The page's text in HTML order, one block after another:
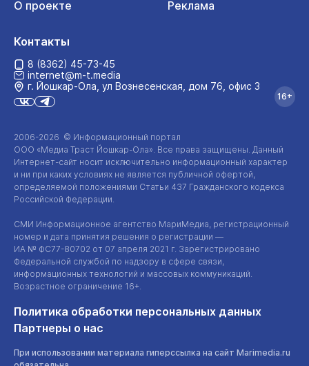
О проекте
Реклама
2006-2026 © Информационный портал
ООО «Медиа Траст Йошкар-Ола». Все права защищены. Данный
Интернет-сайт носит исключительно информационный характер
и ни при каких условиях не является публичной офертой,
определяемой положениями Статьи 437 Гражданского кодекса
Российской Федерации.
СМИ Информационное агентство МариМедиа, регистрационный
номер и дата принятия решения о регистрации —
ИА № ФС77-80702 от 07 апреля 2021 г. Зарегистрировано
Федеральной службой по надзору в сфере связи,
информационных технологий и массовых коммуникаций.
Возрастное ограничение 16+.
Политика обработки персональных данных
Партнеры о нас
При использовании материала гиперссылка на сайт Marimedia.ru
Контакты
8 (8362) 45-73-45
internet@m-t.media
г. Йошкар‑Ола, ул Вознесенская, дом 76, офис 3
16+